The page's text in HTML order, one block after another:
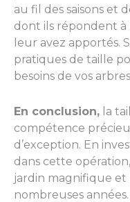
au fil des saisons et
dont ils répondent à
leur avez apportés.
pratiques de taille
besoins de vos
En conclusion, la
compétence
d’exception. En
dans cette
jardin magnifique
nombreuses années.